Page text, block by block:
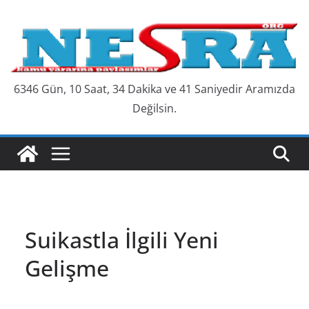
content
6346 Gün, 10 Saat, 34 Dakika ve 41 Saniyedir Aramızda
Değilsin.
Suikastla İlgili Yeni
Gelişme